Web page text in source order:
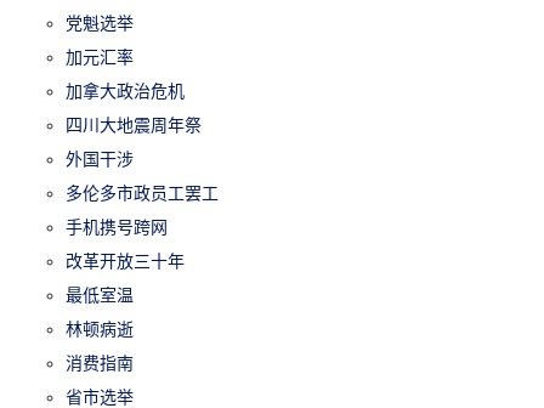
党魁选举
加元汇率
加拿大政治危机
四川大地震周年祭
外国干涉
多伦多市政员工罢工
手机携号跨网
改革开放三十年
最低室温
林顿病逝
消费指南
省市选举